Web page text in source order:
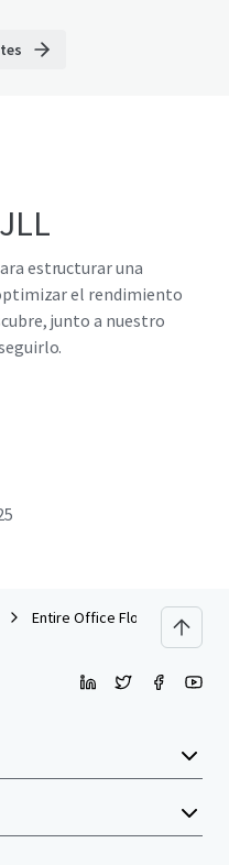
estructurar una
el rendimiento
junto a nuestro
Entire Office Floor for Sale,